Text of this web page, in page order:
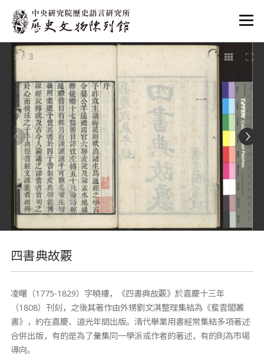
:::
1/ 3
四書典故覈
凌曙（1775-1829）字曉樓，《四書典故覈》於嘉慶十三年
（1808）刊刻，之後其著作由外甥劉文淇整理集結為《蜚雲閣叢
書》，約在嘉慶、道光年間出版。清代舉業用書經常集結多項著述
合併出版，有的是為了彙集同一學派或作者的著述，有的則為市場
導向。